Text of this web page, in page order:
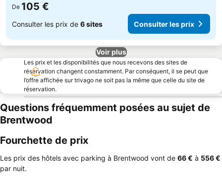
De 105 €
Consulter les prix de 6 sites Consulter les prix
Voir plus
Les prix et les disponibilités que nous recevons des sites de
réservation changent constamment. Par conséquent, il se peut que
l’offre affichée sur trivago ne soit pas la même que celle du site de
réservation.
Questions fréquemment posées au sujet de
Brentwood
Fourchette de prix
Les prix des hôtels avec parking à Brentwood vont de ‎66 € à ‎556 €
par nuit.